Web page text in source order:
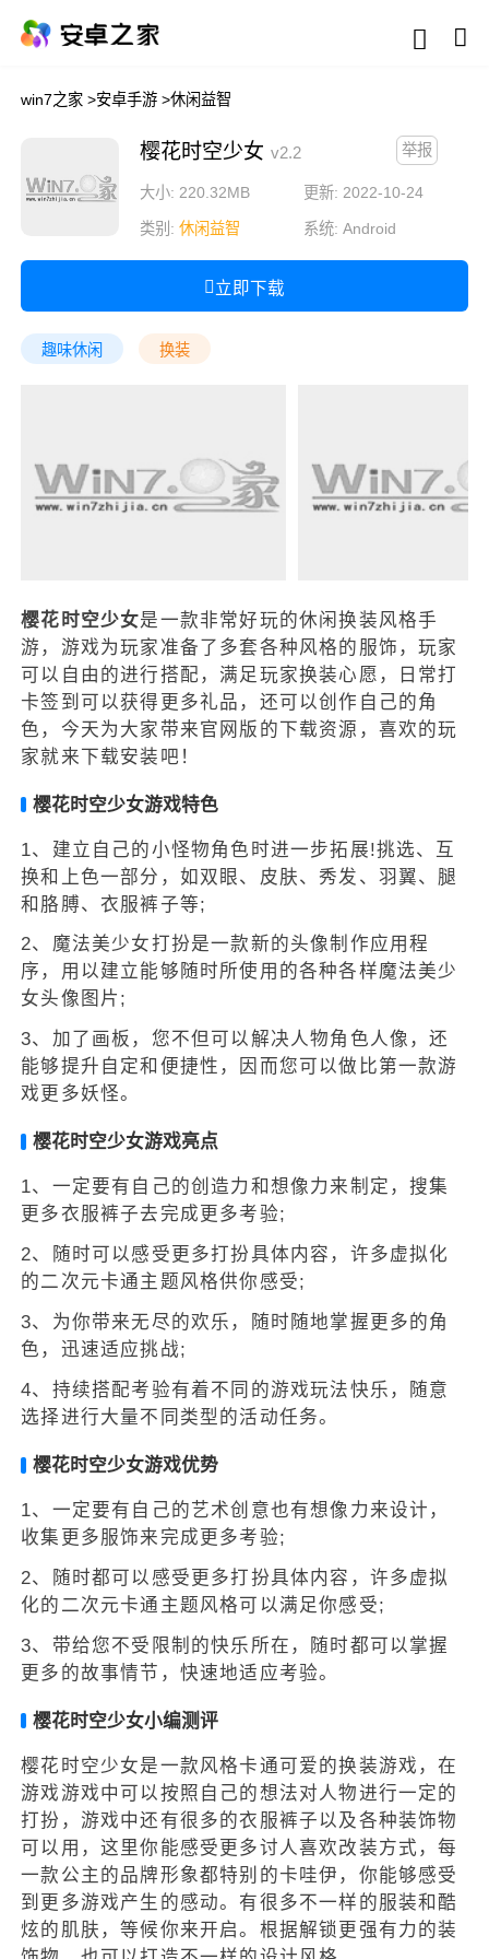
win7之家 >安卓手游 >休闲益智
樱花时空少女 v2.2 举报
大小: 220.32MB 更新: 2022-10-24
类别: 休闲益智 系统:Android
立即下载
趣味休闲 换装
樱花时空少女是一款非常好玩的休闲换装风格手
游，游戏为玩家准备了多套各种风格的服饰，玩家
可以自由的进行搭配，满足玩家换装心愿，日常打
卡签到可以获得更多礼品，还可以创作自己的角
色，今天为大家带来官网版的下载资源，喜欢的玩
家就来下载安装吧！
樱花时空少女游戏特色
1、建立自己的小怪物角色时进一步拓展!挑选、互
换和上色一部分，如双眼、皮肤、秀发、羽翼、腿
和胳膊、衣服裤子等;
2、魔法美少女打扮是一款新的头像制作应用程
序，用以建立能够随时所使用的各种各样魔法美少
女头像图片;
3、加了画板，您不但可以解决人物角色人像，还
能够提升自定和便捷性，因而您可以做比第一款游
戏更多妖怪。
樱花时空少女游戏亮点
1、一定要有自己的创造力和想像力来制定，搜集
更多衣服裤子去完成更多考验;
2、随时可以感受更多打扮具体内容，许多虚拟化
的二次元卡通主题风格供你感受;
3、为你带来无尽的欢乐，随时随地掌握更多的角
色，迅速适应挑战;
4、持续搭配考验有着不同的游戏玩法快乐，随意
选择进行大量不同类型的活动任务。
樱花时空少女游戏优势
1、一定要有自己的艺术创意也有想像力来设计，
收集更多服饰来完成更多考验;
2、随时都可以感受更多打扮具体内容，许多虚拟
化的二次元卡通主题风格可以满足你感受;
3、带给您不受限制的快乐所在，随时都可以掌握
更多的故事情节，快速地适应考验。
樱花时空少女小编测评
樱花时空少女是一款风格卡通可爱的换装游戏，在
游戏游戏中可以按照自己的想法对人物进行一定的
打扮，游戏中还有很多的衣服裤子以及各种装饰物
可以用，这里你能感受更多讨人喜欢改装方式，每
一款公主的品牌形象都特别的卡哇伊，你能够感受
到更多游戏产生的感动。有很多不一样的服装和酷
炫的肌肤，等候你来开启。根据解锁更强有力的装